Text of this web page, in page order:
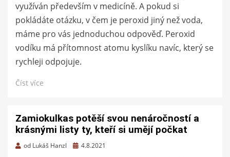
využíván především v medicíně. A pokud si
pokládáte otázku, v čem je peroxid jiný než voda,
máme pro vás jednoduchou odpověď. Peroxid
vodíku má přítomnost atomu kyslíku navíc, který se
rychleji odpojuje.
Číst více
Zamiokulkas potěší svou nenáročností a
krásnými listy ty, kteří si umějí počkat
od Lukáš Hanzl
Zveřejněno
4.8.2021